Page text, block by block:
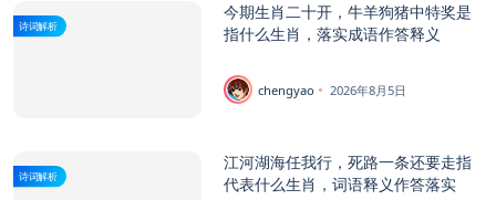
诗词解析
今期生肖二十开，牛羊狗猪中特奖是
指什么生肖，落实成语作答释义
chengyao 2026年8月5日
诗词解析
江河湖海任我行，死路一条还要走指
代表什么生肖，词语释义作答落实